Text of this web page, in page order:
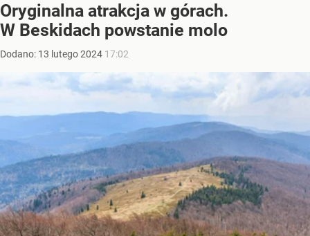
Oryginalna atrakcja w górach.
W Beskidach powstanie molo
Dodano: 13 lutego2024 17:02